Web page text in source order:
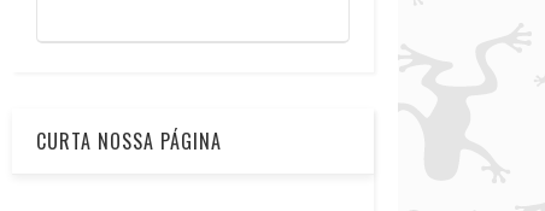
CURTA NOSSA PÁGINA